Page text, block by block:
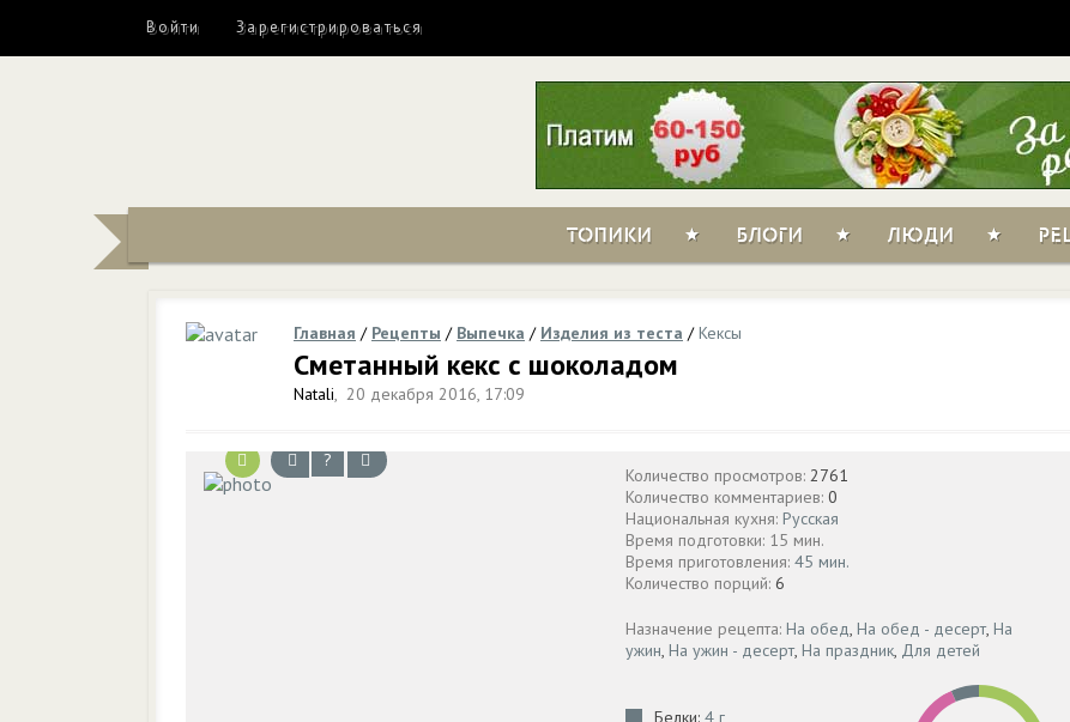
Войти Зарегистрироваться
ТОПИКИ БЛОГИ ЛЮДИ
Главная / Рецепты / Выпечка / Изделия из теста /Кексы
Сметанный кекс с шоколадом
Natali, 20 декабря 2016, 17:09
?
Количество просмотров: 2761
Количество комментариев: 0
Национальная кухня: Русская
Время подготовки: 15 мин.
Время приготовления: 45 мин.
Количество порций: 6
Назначение рецепта: На обед, На обед - десерт, На
ужин, На ужин - десерт, На праздник, Для детей
Белки: 4 г